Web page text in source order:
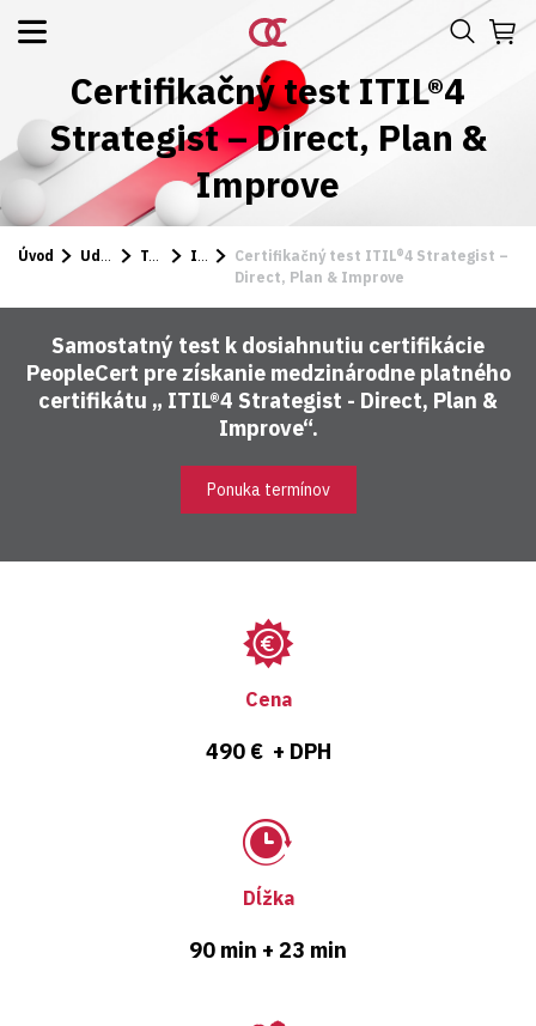
Certifikačný test ITIL®4
Strategist – Direct, Plan &
Improve
Úvod Udalosti a kurzy Testy ITIL
Certifikačný test ITIL®4 Strategist –
Direct, Plan & Improve
Samostatný test k dosiahnutiu certifikácie
PeopleCert pre získanie medzinárodne platného
certifikátu „ ITIL®4 Strategist - Direct, Plan &
Improve“.
Ponuka termínov
Cena
490 € + DPH
Dĺžka
90 min + 23 min